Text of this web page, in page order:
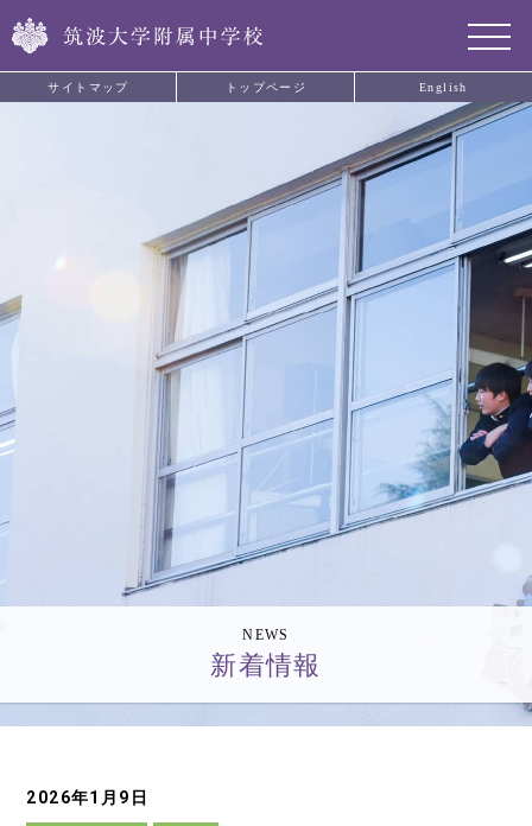
NEWS
新着情報
サイトマップ トップページ English
2026年1月9日